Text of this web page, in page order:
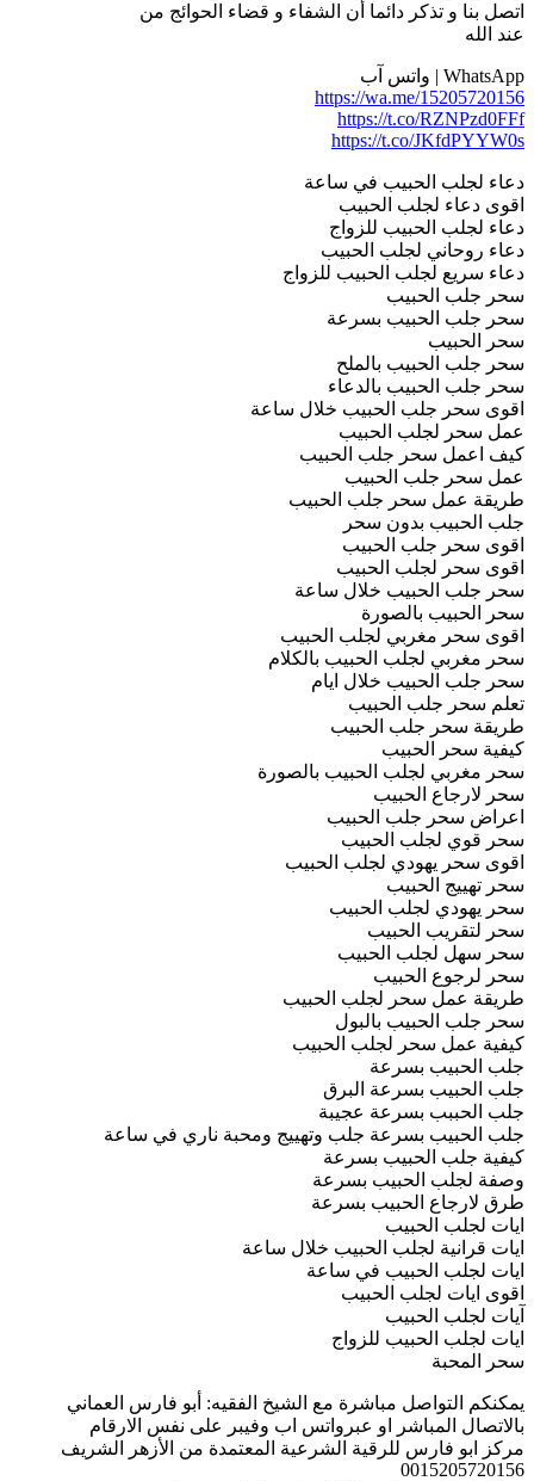
اتصل بنا و تذكر دائما أن الشفاء و قضاء الحوائج من
عند الله
WhatsApp | واتس آب
https://wa.me/15205720156
https://t.co/RZNPzd0FFf
https://t.co/JKfdPYYW0s
دعاء لجلب الحبيب في ساعة
اقوى دعاء لجلب الحبيب
دعاء لجلب الحبيب للزواج
دعاء روحاني لجلب الحبيب
دعاء سريع لجلب الحبيب للزواج
سحر جلب الحبيب
سحر جلب الحبيب بسرعة
سحر الحبيب
سحر جلب الحبيب بالملح
سحر جلب الحبيب بالدعاء
اقوى سحر جلب الحبيب خلال ساعة
عمل سحر لجلب الحبيب
كيف اعمل سحر جلب الحبيب
عمل سحر جلب الحبيب
طريقة عمل سحر جلب الحبيب
جلب الحبيب بدون سحر
اقوى سحر جلب الحبيب
اقوى سحر لجلب الحبيب
سحر جلب الحبيب خلال ساعة
سحر الحبيب بالصورة
اقوى سحر مغربي لجلب الحبيب
سحر مغربي لجلب الحبيب بالكلام
سحر جلب الحبيب خلال ايام
تعلم سحر جلب الحبيب
طريقة سحر جلب الحبيب
كيفية سحر الحبيب
سحر مغربي لجلب الحبيب بالصورة
سحر لارجاع الحبيب
اعراض سحر جلب الحبيب
سحر قوي لجلب الحبيب
اقوى سحر يهودي لجلب الحبيب
سحر تهييج الحبيب
سحر يهودي لجلب الحبيب
سحر لتقريب الحبيب
سحر سهل لجلب الحبيب
سحر لرجوع الحبيب
طريقة عمل سحر لجلب الحبيب
سحر جلب الحبيب بالبول
كيفية عمل سحر لجلب الحبيب
جلب الحبيب بسرعة
جلب الحبيب بسرعة البرق
جلب الحببب بسرعة عجيبة
جلب الحبيب بسرعة جلب وتهييج ومحبة ناري في ساعة
كيفية جلب الحبيب بسرعة
وصفة لجلب الحبيب بسرعة
طرق لارجاع الحبيب بسرعة
ايات لجلب الحبيب
ايات قرانية لجلب الحبيب خلال ساعة
ايات لجلب الحبيب في ساعة
اقوى ايات لجلب الحبيب
آيات لجلب الحبيب
ايات لجلب الحبيب للزواج
سحر المحبة
يمكنكم التواصل مباشرة مع الشيخ الفقيه: أبو فارس العماني
بالاتصال المباشر او عبرواتس اب وفيبر على نفس الارقام
مركز ابو فارس للرقية الشرعية المعتمدة من الأزهر الشريف
0015205720156